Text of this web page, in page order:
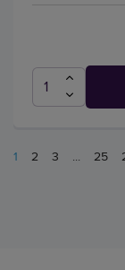
1 2 3 ... 25